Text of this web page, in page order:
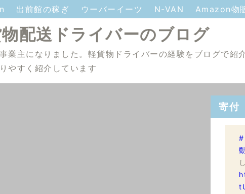
出前館の稼ぎ ウーバーイーツ N-VAN Amazon物
配送ドライバーのブログ
主になりました。軽貨物ドライバーの経験をブログで紹
やすく紹介しています
寄付
#